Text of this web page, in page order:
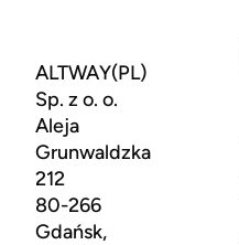
ALTWAY(PL)
Sp. z o. o.
Aleja
Grunwaldzka
212
80-266
Gdańsk,